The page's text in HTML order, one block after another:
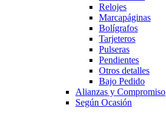
Relojes
Marcapáginas
Bolígrafos
Tarjeteros
Pulseras
Pendientes
Otros detalles
Bajo Pedido
Alianzas y Compromiso
Según Ocasión